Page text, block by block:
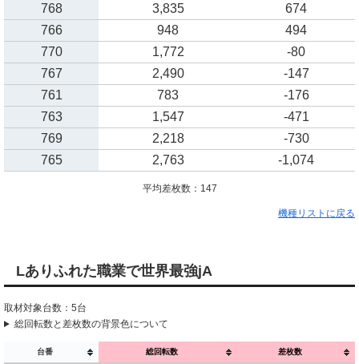
768
3,835
674
766
948
494
770
1,772
-80
767
2,490
-147
761
783
-176
763
1,547
-471
769
2,218
-730
765
2,763 -1,074
平均差枚数：147
機種リストに戻る
Lありふれた職業で世界最強jA
取材対象台数：5台
総回転数と差枚数の背景色について
台番 総回転数 差枚数